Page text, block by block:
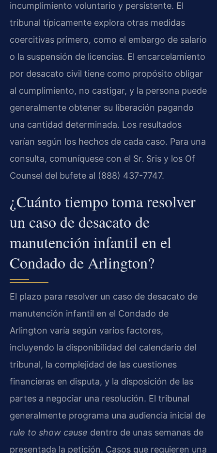
incumplimiento voluntario y persistente. El
tribunal típicamente explora otras medidas
coercitivas primero, como el embargo de salario
o la suspensión de licencias. El encarcelamiento
por desacato civil tiene como propósito obligar
al cumplimiento, no castigar, y la persona puede
generalmente obtener su liberación pagando
una cantidad determinada. Los resultados
varían según los hechos de cada caso. Para una
consulta, comuníquese con el Sr. Sris y los Of
Counsel del bufete al (888) 437-7747.
¿Cuánto tiempo toma resolver
un caso de desacato de
manutención infantil en el
Condado de Arlington?
El plazo para resolver un caso de desacato de
manutención infantil en el Condado de
Arlington varía según varios factores,
incluyendo la disponibilidad del calendario del
tribunal, la complejidad de las cuestiones
financieras en disputa, y la disposición de las
partes a negociar una resolución. El tribunal
generalmente programa una audiencia inicial de
rule to show cause dentro de unas semanas de
presentada la petición. Casos que requieren una